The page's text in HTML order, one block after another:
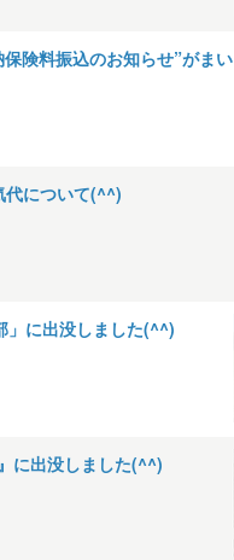
険料振込のお知らせ”がまい
代について(^^)
」に出没しました(^^)
に出没しました(^^)